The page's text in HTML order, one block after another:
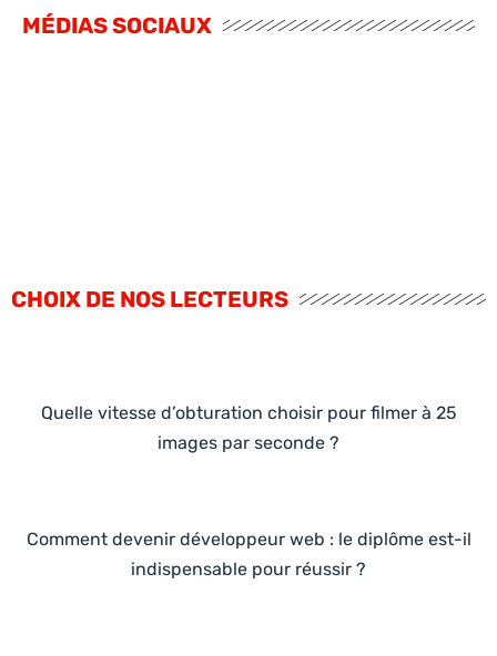
MÉDIAS SOCIAUX
CHOIX DE NOS LECTEURS
Quelle vitesse d’obturation choisir pour filmer à 25
images par seconde ?
Comment devenir développeur web : le diplôme est-il
indispensable pour réussir ?